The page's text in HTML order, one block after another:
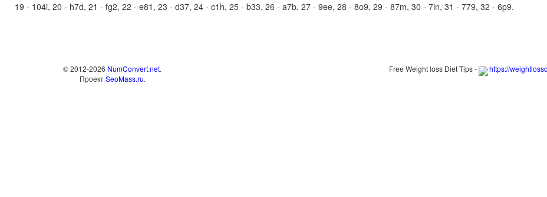
19 - 104i, 20 - h7d, 21 - fg2, 22 - e81, 23 - d37, 24 - c1h, 25 - b33, 26 - a7b, 27 - 9ee, 28 - 8o9, 29 - 87m, 30 - 7ln, 31 - 779, 32 - 6p9.
© 2012-2026 NumConvert.net.
ПроектSeoMass.ru.
Free Weight loss Diet Tips - https://